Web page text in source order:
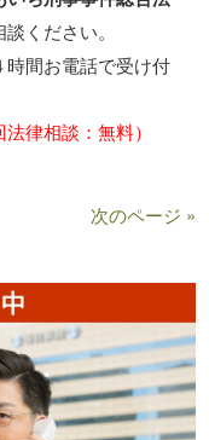
ください。
時間お電話で受け付
律相談：無料）
次のページ »